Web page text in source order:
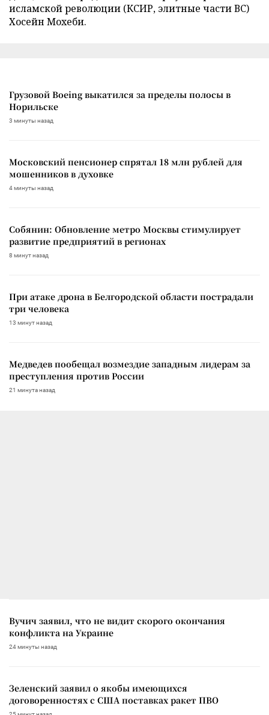
исламской революции (КСИР, элитные части ВС)
Хосейн Мохеби.
Грузовой Boeing выкатился за пределы полосы в
Норильске
3 минуты назад
Московский пенсионер спрятал 18 млн рублей для
мошенников в духовке
4 минуты назад
Собянин: Обновление метро Москвы стимулирует
развитие предприятий в регионах
8 минут назад
При атаке дрона в Белгородской области пострадали
три человека
13 минут назад
Медведев пообещал возмездие западным лидерам за
преступления против России
21 минута назад
Вучич заявил, что не видит скорого окончания
конфликта на Украине
24 минуты назад
Зеленский заявил о якобы имеющихся
договоренностях с США поставках ракет ПВО